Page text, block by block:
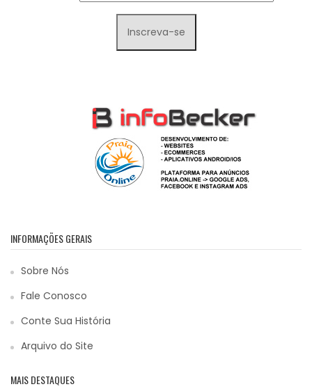
INFORMAÇÕES GERAIS
Sobre Nós
Fale Conosco
Conte Sua História
Arquivo do Site
MAIS DESTAQUES